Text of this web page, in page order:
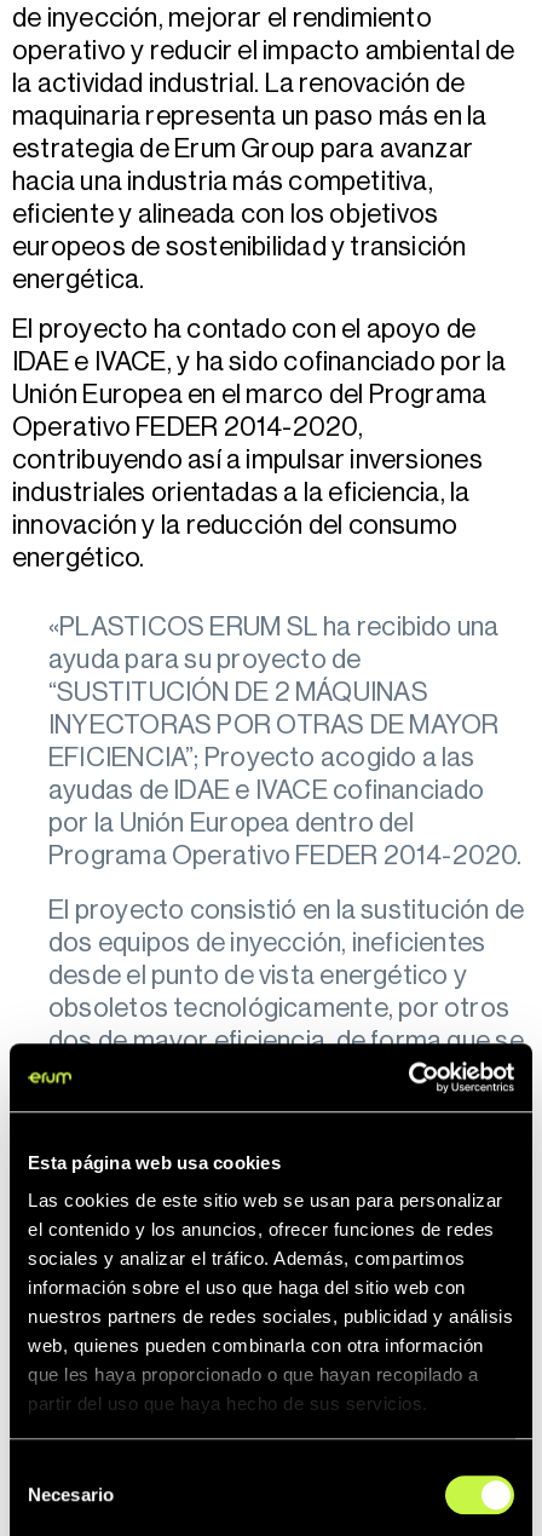
Esta página web usa cookies
Las cookies de este sitio web se usan para personalizar
el contenido y los anuncios, ofrecer funciones de redes
sociales y analizar el tráfico. Además, compartimos
información sobre el uso que haga del sitio web con
nuestros partners de redes sociales, publicidad y análisis
web, quienes pueden combinarla con otra información
que les haya proporcionado o que hayan recopilado a
partir del uso que haya hecho de sus servicios.
Necesario
Compartir
Categorías
Actualidad ErumCircular Thinking
Producto y soluciones
de inyección, mejorar el rendimiento
operativo y reducir el impacto ambiental de
la actividad industrial. La renovación de
maquinaria representa un paso más en la
estrategia de Erum Group para avanzar
hacia una industria más competitiva,
eficiente y alineada con los objetivos
europeos de sostenibilidad y transición
energética.
El proyecto ha contado con el apoyo de
IDAE e IVACE, y ha sido cofinanciado por la
Unión Europea en el marco del Programa
Operativo FEDER 2014-2020,
contribuyendo así a impulsar inversiones
industriales orientadas a la eficiencia, la
innovación y la reducción del consumo
energético.
«PLASTICOS ERUM SL ha recibido una
ayuda para su proyecto de
“SUSTITUCIÓN DE 2 MÁQUINAS
INYECTORAS POR OTRAS DE MAYOR
EFICIENCIA”; Proyecto acogido a las
ayudas de IDAE e IVACE cofinanciado
por la Unión Europea dentro del
Programa Operativo FEDER 2014-2020.
El proyecto consistió en la sustitución de
dos equipos de inyección, ineficientes
desde el punto de vista energético y
obsoletos tecnológicamente, por otros
dos de mayor eficiencia, de forma que se
consiga reducir el consumo y mejorar el
rendimiento. Gracias al proyecto se
tep/año.
Inversión total: 337.336 €
Importe de la ayuda: 59.442,81 € «